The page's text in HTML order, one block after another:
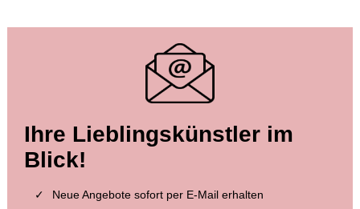
Ihre Lieblingskünstler im
Blick!
Neue Angebote sofort per E-Mail erhalten